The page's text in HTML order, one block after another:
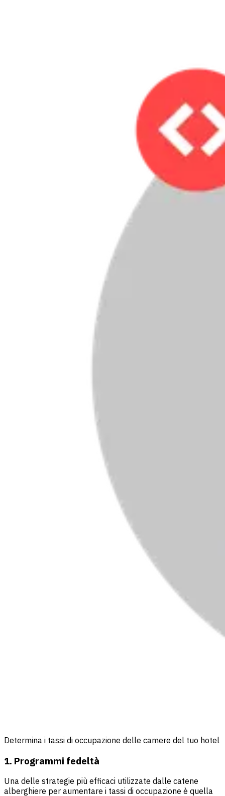
Determina i tassi di occupazione delle camere del tuo hotel
1. Programmi fedeltà
Una delle strategie più efficaci utilizzate dalle catene
alberghiere per aumentare i tassi di occupazione è quella